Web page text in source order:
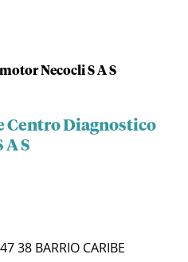
Necocli S A S
Centro Diagnostico
S
38 BARRIO CARIBE